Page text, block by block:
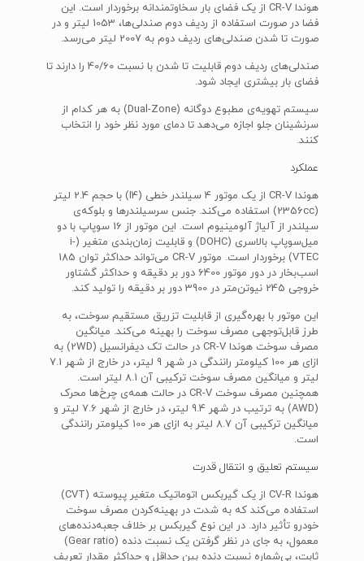
هوندا CR-V از یک فضای بار سخاوتمندانه برخوردار است. این
فضا در صورت استفاده از ردیف دوم صندلی‌ها، 1053 لیتر و در
صورت تا شدن صندلی‌های ردیف دوم به 2007 لیتر می‌رسد.
صندلی‌های ردیف دوم قابلیت تا شدن با نسبت 40/60 را دارند تا
فضای بار بیشتری ایجاد شود.
سیستم تهویه‌ی مطبوع دوگانه (Dual-Zone) به هر کدام از
سرنشینان جلو اجازه می‌دهد تا دمای مورد نظر خود را انتخاب
کنند.
عملکرد
هوندا CR-V از یک موتور 4 سیلندر خطی (I4) با حجم 2.4 لیتر
(2356cc) استفاده می‌کند. جنس سرسیلندر‌ها و بلوکه‌ی
سیلندر از آلیاژ آلومینیوم است. این موتور از 16 سوپاپ با دو
میل‌سوپاپ بالاسری (DOHC) و قابلیت زمان‌بند‌ی متغیر (i-
VTEC) برخوردار است. موتور CR-V می‌تواند حداکثر توان 185
اسب‌بخار در دور موتور 6400 دور بر دقیقه و حداکثر گشتاور
خروجی 245 نیوتن‌متر در 3900 دور بر دقیقه را تولید کند.
این موتور با بهره‌گیری از قابلیت تزریق مستقیم سوخت، به
طرز قابل‌توجهی مصرف سوخت را بهینه می‌کند. میانگین
مصرف سوخت هوندا CR-V در حالت تک دیفرانسیل (2WD) به
ازای هر 100 کیلومتر رانندگی در شهر 9 لیتر، در خارج از شهر 7.1
لیتر و میانگین مصرف سوخت ترکیبی آن 8.1 لیتر است.
همچنین مصرف سوخت CR-V در حالت همه‌ی چرخ‌ها محرک
(AWD) به ترتیب در شهر 9.4 لیتر، در خارج از شهر 7.6 لیتر و
میانگین ترکیبی آن 8.7 لیتر به ازای هر 100 کیلومتر رانندگی
است.
سیستم تعلیق و انتقال قدرت
هوندا CV-R از یک گیربکس اتوماتیک متغیر پیوسته (CVT)
استفاده می‌کند که به شدت در بهینه‌کردن مصرف سوخت
خودرو تأثیر دارد. در این نوع گیربکس بر خلاف جعبه‌دنده‌های
معمول، به جای در نظر گرفتن یک نسبت دنده (Gear ratio)
ثابت، بی‌شماره نسبت دنده بین حداقل و حداکثر مقدار تعریف